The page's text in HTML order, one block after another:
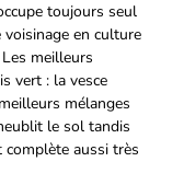
toujours seul
voisinage en culture
meilleurs
vert : la vesce
mélanges
le sol tandis
complète aussi très